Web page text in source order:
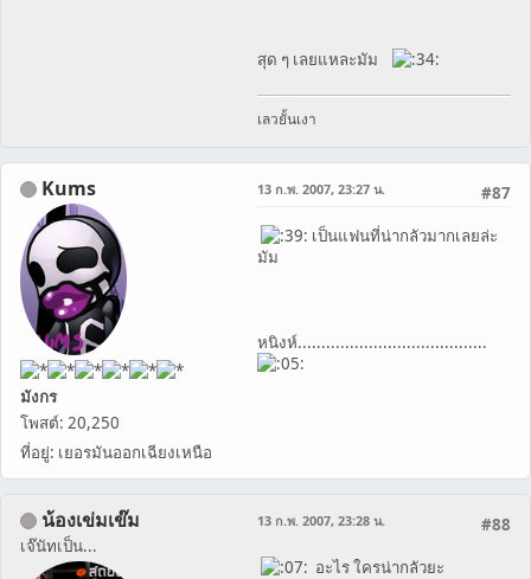
สุด ๆ เลยแหละมัม
เลวยั้นเงา
Kums
มังกร
โพสต์: 20,250
ที่อยู่: เยอรมันออกเฉียงเหนือ
#87
13 ก.พ. 2007, 23:27 น.
เป็นแฟนที่น่ากลัวมากเลยล่ะ
มัม
หนิงห์........................................
น้องเข่มเข๊ม
เจ๊นัทเป็น...
#88
13 ก.พ. 2007, 23:28 น.
อะไร ใครน่ากลัวยะ